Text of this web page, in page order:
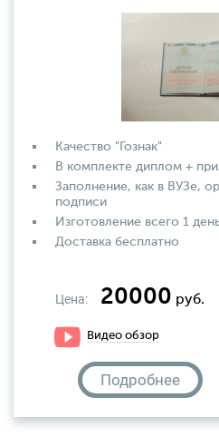
Качество "Гознак"
В комплекте диплом +
Заполнение, как в ВУЗе,
подписи
Изготовление всего 1
Доставка бесплатно
Цена: 20000 руб.
Видео обзор
Подробнее